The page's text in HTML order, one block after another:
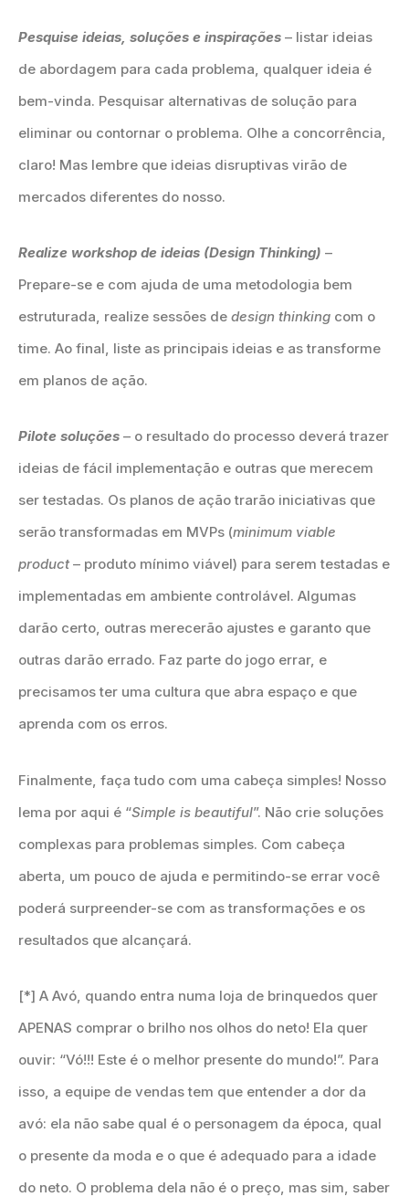
Pesquise ideias, soluções e inspirações – listar ideias
de abordagem para cada problema, qualquer ideia é
bem-vinda. Pesquisar alternativas de solução para
eliminar ou contornar o problema. Olhe a concorrência,
claro! Mas lembre que ideias disruptivas virão de
mercados diferentes do nosso.
Realize workshop de ideias (Design Thinking) –
Prepare-se e com ajuda de uma metodologia bem
estruturada, realize sessões de design thinking com o
time. Ao final, liste as principais ideias e as transforme
em planos de ação.
Pilote soluções – o resultado do processo deverá trazer
ideias de fácil implementação e outras que merecem
ser testadas. Os planos de ação trarão iniciativas que
serão transformadas em MVPs (minimum viable
product– produto mínimo viável) para serem testadas e
implementadas em ambiente controlável. Algumas
darão certo, outras merecerão ajustes e garanto que
outras darão errado. Faz parte do jogo errar, e
precisamos ter uma cultura que abra espaço e que
aprenda com os erros.
Finalmente, faça tudo com uma cabeça simples! Nosso
lema por aqui é “Simple is beautiful”. Não crie soluções
complexas para problemas simples. Com cabeça
aberta, um pouco de ajuda e permitindo-se errar você
poderá surpreender-se com as transformações e os
resultados que alcançará.
[*] A Avó, quando entra numa loja de brinquedos quer
APENAS comprar o brilho nos olhos do neto! Ela quer
ouvir: “Vó!!! Este é o melhor presente do mundo!”. Para
isso, a equipe de vendas tem que entender a dor da
avó: ela não sabe qual é o personagem da época, qual
o presente da moda e o que é adequado para a idade
do neto. O problema dela não é o preço, mas sim, saber